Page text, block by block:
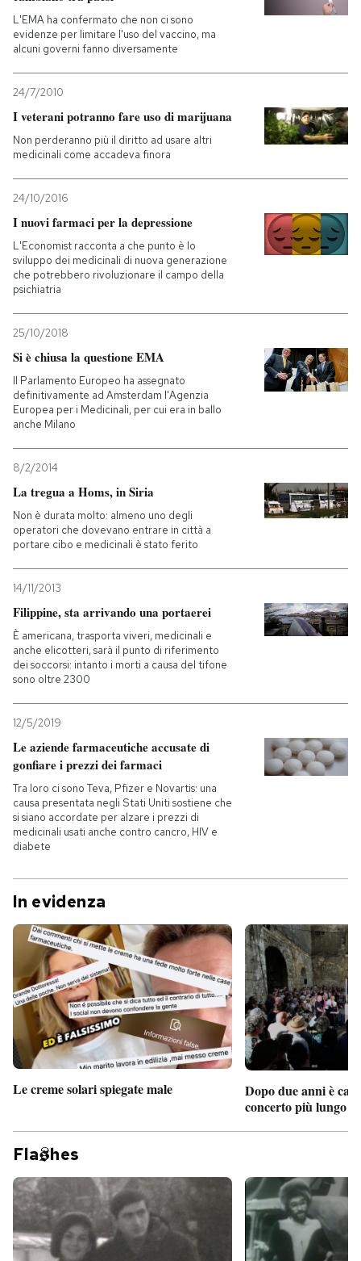
L'EMA ha confermato che non ci sono
evidenze per limitare l'uso del vaccino, ma
alcuni governi fanno diversamente
24/7/2010
I veterani potranno fare uso di marijuana
Non perderanno più il diritto ad usare altri
medicinali come accadeva finora
24/10/2016
I nuovi farmaci per la depressione
L'Economist racconta a che punto è lo
sviluppo dei medicinali di nuova generazione
che potrebbero rivoluzionare il campo della
psichiatria
25/10/2018
Si è chiusa la questione EMA
Il Parlamento Europeo ha assegnato
definitivamente ad Amsterdam l'Agenzia
Europea per i Medicinali, per cui era in ballo
anche Milano
8/2/2014
La tregua a Homs, in Siria
Non è durata molto: almeno uno degli
operatori che dovevano entrare in città a
portare cibo e medicinali è stato ferito
14/11/2013
Filippine, sta arrivando una portaerei
È americana, trasporta viveri, medicinali e
anche elicotteri, sarà il punto di riferimento
dei soccorsi: intanto i morti a causa del tifone
sono oltre 2300
12/5/2019
Le aziende farmaceutiche accusate di
gonfiare i prezzi dei farmaci
Tra loro ci sono Teva, Pfizer e Novartis: una
causa presentata negli Stati Uniti sostiene che
si siano accordate per alzare i prezzi di
medicinali usati anche contro cancro, HIV e
diabete
In evidenza
Le creme solari spiegate male
Dopo due anni è
concerto più lungo
Fla hes